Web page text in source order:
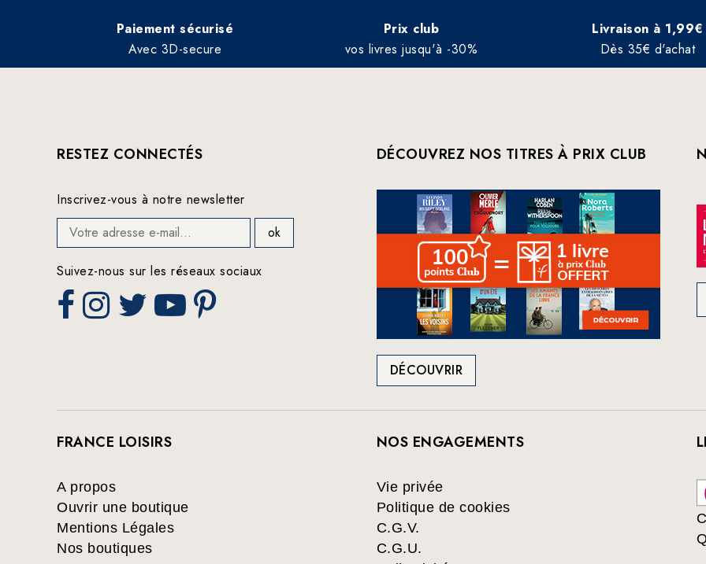
Paiement sécurisé
Avec 3D-secure
Prix club
vos livres jusqu'à -30%
Livraison à 1,99€
Dès 35€ d'achat
RESTEZ CONNECTÉS
Inscrivez-vous à notre newsletter
Suivez-nous sur les réseaux sociaux
DÉCOUVREZ NOS TITRES À PRIX CLUB
DÉCOUVRIR
FRANCE LOISIRS
A propos
Ouvrir une boutique
Mentions Légales
Nos boutiques
NOS ENGAGEMENTS
Vie privée
Politique de cookies
C.G.V.
C.G.U.